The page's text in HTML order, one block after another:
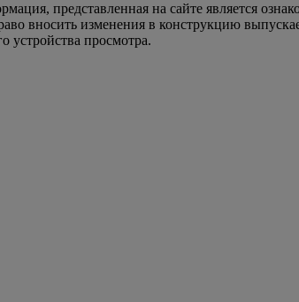
представленная на сайте является
вносить изменения в конструкцию
устройства просмотра.